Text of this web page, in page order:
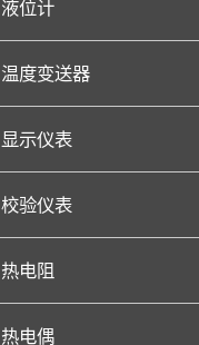
液位计
温度变送器
显示仪表
校验仪表
热电阻
热电偶